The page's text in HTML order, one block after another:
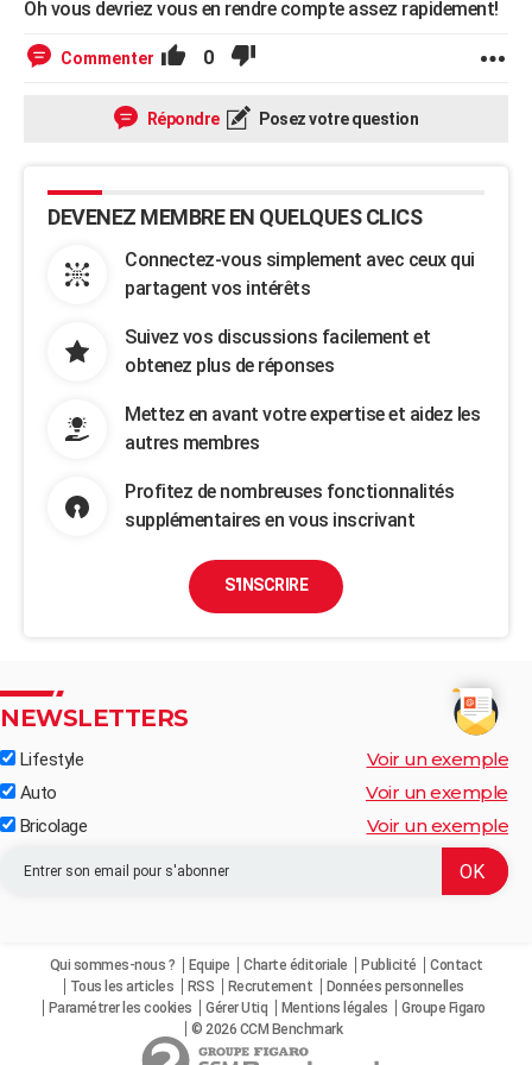
Carte de Noël
Carte Bonne année
Carte Saint-Valentin
Carte Pâques
Carte d'anniversaire
DICTIONNAIRE
Dictionnaire
Biographies
Citations
Expressions
Proverbes
PROGRAMME TV
S'inscrire
Se connecter
Collèges
Primaires
Universités
Entreprises
Service militaire
Avis de recherche
AVIS DE DÉCÈS
FORUM
Oh vous devriez vous en rendre compte assez rapidement!
Commenter 0
Répondre Posez votre question
DEVENEZ MEMBRE EN QUELQUES CLICS
Connectez-vous simplement avec ceux qui
partagent vos intérêts
Suivez vos discussions facilement et
obtenez plus de réponses
Mettez en avant votre expertise et aidez les
autres membres
Profitez de nombreuses fonctionnalités
supplémentaires en vous inscrivant
S'INSCRIRE
NEWSLETTERS
Lifestyle Voir un exemple
Auto Voir un exemple
Bricolage Voir un exemple
Qui sommes-nous ? Equipe Charte éditoriale Publicité
Contact
Tous les articles
RSS Recrutement
Données personnelles
Paramétrer les cookies
Gérer Utiq Mentions légales
Groupe Figaro
© 2026 CCM Benchmark